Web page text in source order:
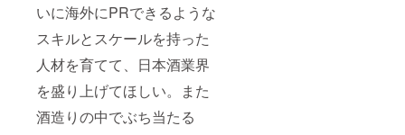
いに海外にPRできるような
スキルとスケールを持った
人材を育てて、日本酒業界
を盛り上げてほしい。また
酒造りの中でぶち当たる